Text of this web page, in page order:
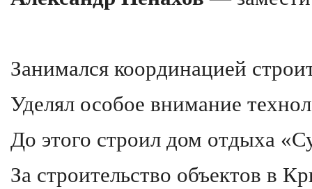
Занимался координацией
Уделял особое внимание
До этого строил дом отдыха
За строительство объектов в